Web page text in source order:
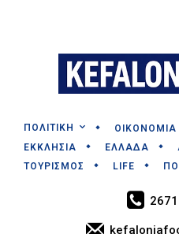
ΠΟΛΙΤΙΚΗ ΟΙΚΟΝΟΜΙΑ
ΕΚΚΛΗΣΙΑ
ΕΛΛΑΔΑ
ΤΟΥΡΙΣΜΟΣ
LIFE